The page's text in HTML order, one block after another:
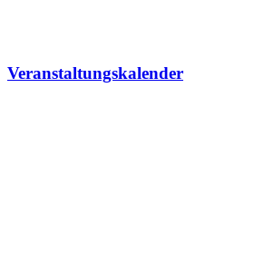
Veranstaltungskalender